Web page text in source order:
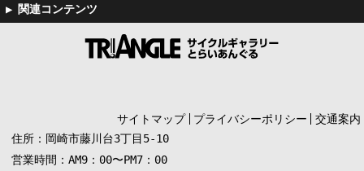
サイトマップ プライバシーポリシー
交通案内
住所：岡崎市藤川台3丁目5-10
営業時間：AM9：00〜PM7：00